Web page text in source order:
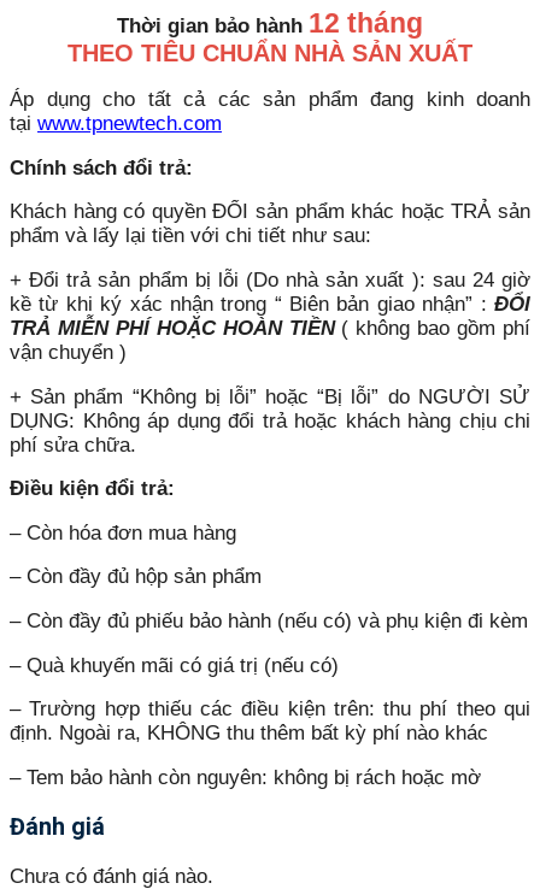
Thời gian bảo hành 12 tháng
THEO TIÊU CHUẨN NHÀ SẢN XUẤT
Áp dụng cho tất cả các sản phẩm đang kinh doanh
tại www.tpnewtech.com
Chính sách đổi trả:
Khách hàng có quyền ĐỔI sản phẩm khác hoặc TRẢ sản
phẩm và lấy lại tiền với chi tiết như sau:
+ Đổi trả sản phẩm bị lỗi (Do nhà sản xuất ): sau 24 giờ
kề từ khi ký xác nhận trong “ Biên bản giao nhận” : ĐỔI
TRẢ MIỄN PHÍ HOẶC HOÀN TIỀN( không bao gồm phí
vận chuyển )
+ Sản phẩm “Không bị lỗi” hoặc “Bị lỗi” do NGƯỜI SỬ
DỤNG: Không áp dụng đổi trả hoặc khách hàng chịu chi
phí sửa chữa.
Điều kiện đổi trả:
– Còn hóa đơn mua hàng
– Còn đầy đủ hộp sản phẩm
– Còn đầy đủ phiếu bảo hành (nếu có) và phụ kiện đi kèm
– Quà khuyến mãi có giá trị (nếu có)
– Trường hợp thiếu các điều kiện trên: thu phí theo qui
định. Ngoài ra, KHÔNG thu thêm bất kỳ phí nào khác
– Tem bảo hành còn nguyên: không bị rách hoặc mờ
Đánh giá
Chưa có đánh giá nào.